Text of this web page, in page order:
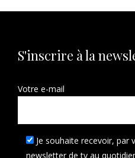
S'inscrire à la
Votre e-mail
Je souhaite recevoir, par
newsletter de tv au